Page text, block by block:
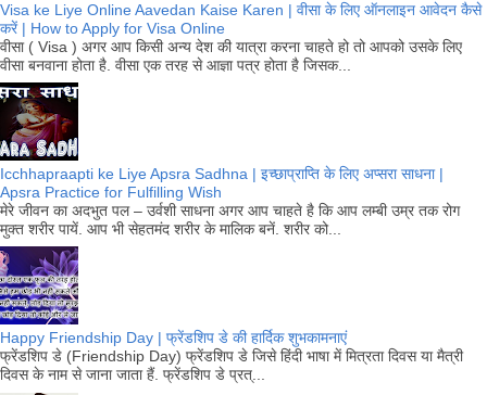
Visa ke Liye Online Aavedan Kaise Karen | वीसा के लिए ऑनलाइन आवेदन कैसे
करें | How to Apply for Visa Online
वीसा ( Visa ) अगर आप किसी अन्य देश की यात्रा करना चाहते हो तो आपको उसके लिए
वीसा बनवाना होता है. वीसा एक तरह से आज्ञा पत्र होता है जिसक...
Icchhapraapti ke Liye Apsra Sadhna | इच्छाप्राप्ति के लिए अप्सरा साधना |
Apsra Practice for Fulfilling Wish
मेरे जीवन का अदभुत पल – उर्वशी साधना अगर आप चाहते है कि आप लम्बी उम्र तक रोग
मुक्त शरीर पायें. आप भी सेहतमंद शरीर के मालिक बनें. शरीर को...
Happy Friendship Day | फ्रेंडशिप डे की हार्दिक शुभकामनाएं
फ्रेंडशिप डे (Friendship Day) फ्रेंडशिप डे जिसे हिंदी भाषा में मित्रता दिवस या मैत्री
दिवस के नाम से जाना जाता हैं. फ्रेंडशिप डे प्रत्...